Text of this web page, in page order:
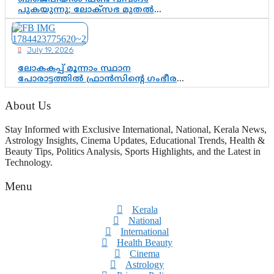
പുകയുന്നു; ലോക്സഭ മുതൽ
നിയമസഭ വരെ 140 മണ്ഡലങ്ങളിലെ
ഫണ്ട് വിനിയോഗം
പരിശോധിക്കുമോ? കേന്ദ്രത്തിനും
ആർഎസ്എസിനും കേരള
ഘടകത്തോട് അതൃപ്തി
July 19, 2026
ലോകകപ്പ് മൂന്നാം സ്ഥാന
പോരാട്ടത്തിൽ ഫ്രാൻസിന്റെ ഗംഭീര
തിരിച്ചുവരവ്; ഗോൾവേട്ടയിൽ
മെസ്സിയെ മറികടന്ന് എംബാപ്പെ
About Us
Stay Informed with Exclusive International, National, Kerala News,
Astrology Insights, Cinema Updates, Educational Trends, Health &
Beauty Tips, Politics Analysis, Sports Highlights, and the Latest in
Technology.
Menu
Kerala
National
International
Health Beauty
Cinema
Astrology